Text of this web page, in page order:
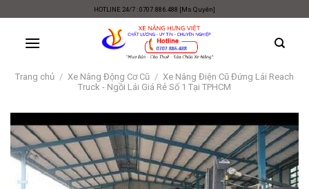
content
HOTLINE 24/7 : 0707.886.488 [Ms Quyên]
Trang chủ / Xe Nâng Động Cơ Cũ / Xe Nâng Điện Cũ Đứng Lái Reach
Truck - Ngồi Lái Giá Rẻ Số 1 Tại TPHCM